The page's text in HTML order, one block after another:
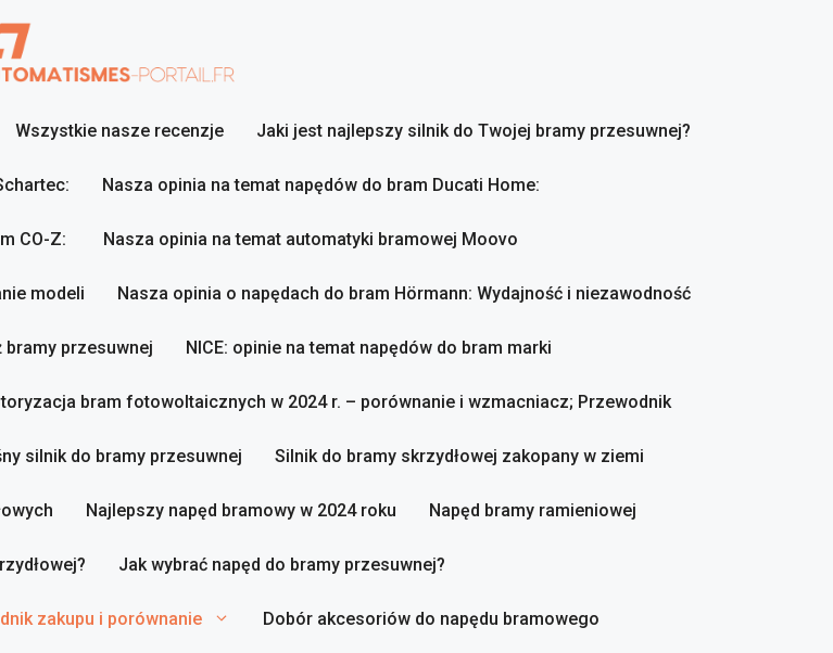
Wszystkie nasze recenzje Jaki jest najlepszy silnik do Twojej bramy przesuwnej?
Nasza opinia na temat napędów do bram Ducati Home:
CO-Z: Nasza opinia na temat automatyki bramowej Moovo
modeli Nasza opinia o napędach do bram Hörmann: Wydajność i niezawodność
bramy przesuwnej NICE: opinie na temat napędów do bram marki
bram fotowoltaicznych w 2024 r. – porównanie i wzmacniacz; Przewodnik
silnik do bramy przesuwnej Silnik do bramy skrzydłowej zakopany w ziemi
Najlepszy napęd bramowy w 2024 roku Napęd bramy ramieniowej
Jak wybrać napęd do bramy przesuwnej?
zakupu i porównanie Dobór akcesoriów do napędu bramowego